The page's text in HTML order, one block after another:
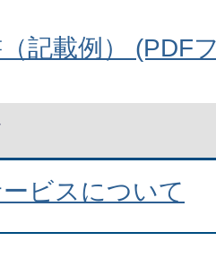
記載例） (PDF
ビスについて